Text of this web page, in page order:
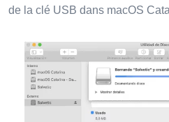
de la clé USB dans macOS